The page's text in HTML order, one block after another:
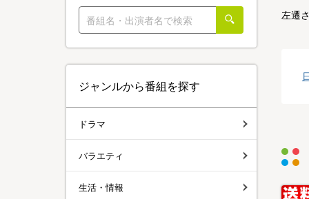
左遷
ジャンルから番組を探す
ドラマ
バラエティ
生活・情報